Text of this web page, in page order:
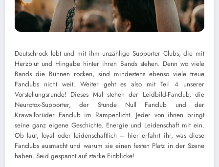
Deutschrock lebt und mit ihm unzählige Supporter Clubs, die mit
Herzblut und Hingabe hinter ihren Bands stehen. Denn wo viele
Bands die Bühnen rocken, sind mindestens ebenso viele treue
Fanclubs nicht weit. Weiter geht es also mit Teil 4 unserer
Vorstellungsrunde! Dieses Mal stehen der Leidbild-Fanclub, die
Neurotox-Supporter, der Stunde Null Fanclub und der
Krawallbrüder Fanclub im Rampenlicht. Jeder von ihnen bringt
seine ganz eigene Geschichte, Energie und Leidenschaft mit ein.
Ob laut, loyal oder leidenschaftlich – hier erfahrt ihr, was diese
Fanclubs ausmacht und warum sie einen festen Platz in der Szene
haben. Seid gespannt auf starke Einblicke!